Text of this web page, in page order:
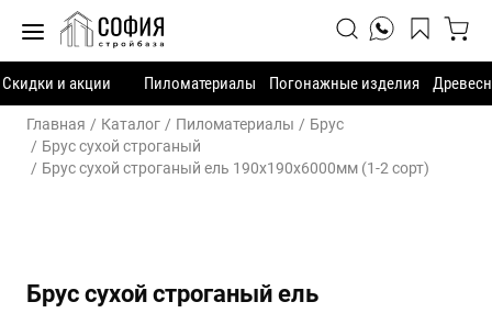
Скидки и акции Пиломатериалы Погонажные изделия
Главная Каталог Пиломатериалы
Брус
Брус сухой строганый
Брус сухой строганый ель 190х190х6000мм (1-2 сорт)
Брус сухой строганый ель